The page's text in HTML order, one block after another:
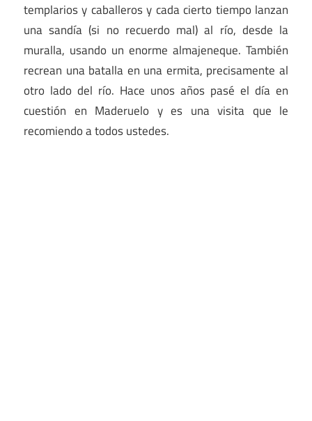
templarios y caballeros y cada cierto tiempo lanzan
una sandía (si no recuerdo mal) al río, desde la
muralla, usando un enorme almajeneque. También
recrean una batalla en una ermita, precisamente al
otro lado del río. Hace unos años pasé el día en
cuestión en Maderuelo y es una visita que le
recomiendo a todos ustedes.